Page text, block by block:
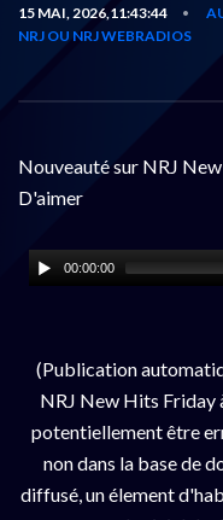
15 MAI, 2026,11:43:44 •
NRJ OU NRJ WEBRADIOS
Nouveauté sur NRJ
D'aimer
00:00:00
(Publication
NRJ New Hits Friday
potentiellement être
non dans la base de
diffusé, un élement